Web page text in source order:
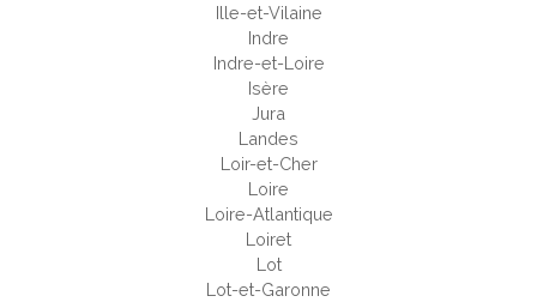
Ille-et-Vilaine
Indre
Indre-et-Loire
Isère
Jura
Landes
Loir-et-Cher
Loire
Loire-Atlantique
Loiret
Lot
Lot-et-Garonne